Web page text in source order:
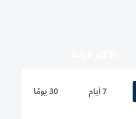
7 أيام 30 يومًا